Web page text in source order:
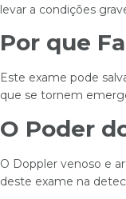
levar a condições
Por que
Este exame pode
que se tornem
O Poder
O Doppler venoso e
deste exame na